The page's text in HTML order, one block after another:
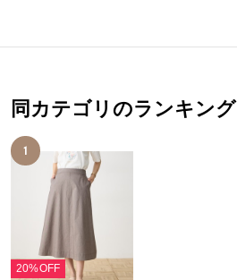
同カテゴリのランキング
1
20%OFF